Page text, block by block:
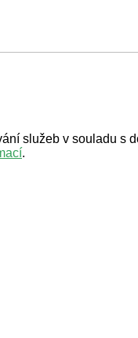
služeb v souladu s
.